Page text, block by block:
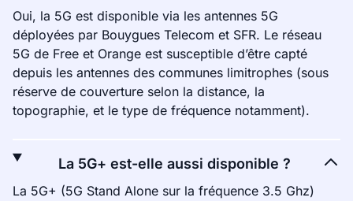
Oui, la 5G est disponible via les antennes 5G
déployées par Bouygues Telecom et SFR. Le réseau
5G de Free et Orange est susceptible d’être capté
depuis les antennes des communes limitrophes (sous
réserve de couverture selon la distance, la
topographie, et le type de fréquence notamment).
La 5G+ est-elle aussi disponible ?
La 5G+ (5G Stand Alone sur la fréquence 3.5 Ghz)